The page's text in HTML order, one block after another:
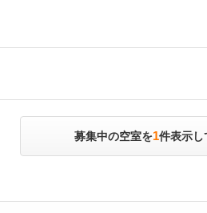
募集中の空室を1件表示し